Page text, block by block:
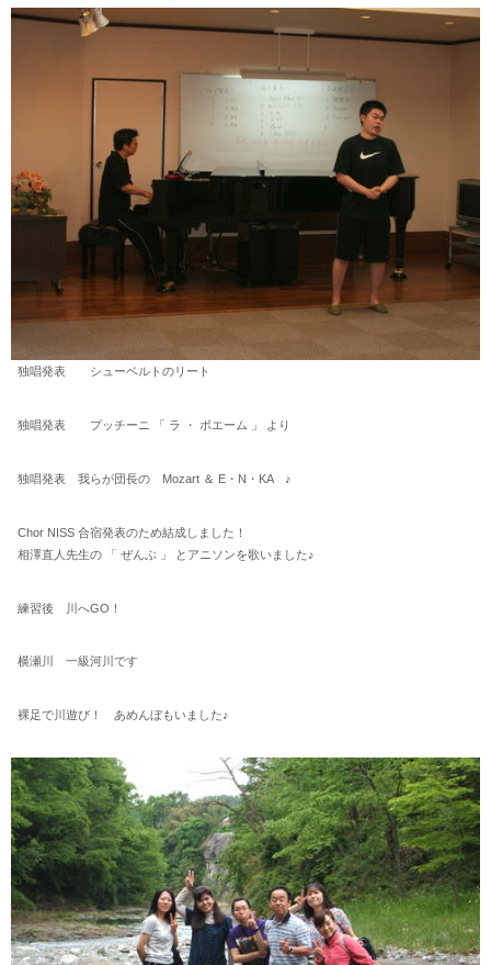
独唱発表 シューベルトのリート
独唱発表 プッチーニ 「 ラ ・ ボエーム 」 より
独唱発表 我らが団長の Mozart ＆ E・N・KA ♪
Chor NISS 合宿発表のため結成しました！
相澤直人先生の 「 ぜんぶ 」 とアニソンを歌いました♪
練習後 川へGO！
横瀬川 一級河川です
裸足で川遊び！ あめんぼもいました♪